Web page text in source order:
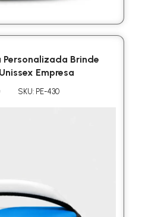
Personalizada Brinde
Empresa
SKU: PE-430